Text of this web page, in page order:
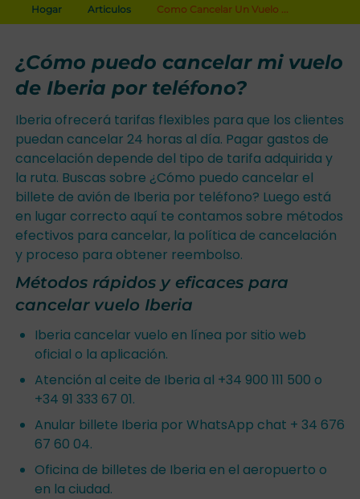
Hogar Articulos Como Cancelar Un Vuelo ...
¿Cómo puedo cancelar mi vuelo
de Iberia por teléfono?
Iberia ofrecerá tarifas flexibles para que los clientes
puedan cancelar 24 horas al día. Pagar gastos de
cancelación depende del tipo de tarifa adquirida y
la ruta. Buscas sobre ¿Cómo puedo cancelar el
billete de avión de Iberia por teléfono? Luego está
en lugar correcto aquí te contamos sobre métodos
efectivos para cancelar, la política de cancelación
y proceso para obtener reembolso.
Métodos rápidos y eficaces para
cancelar vuelo Iberia
Iberia cancelar vuelo en línea por sitio web
oficial o la aplicación.
Atención al ceite de Iberia al +34 900 111 500 o
+34 91 333 67 01.
Anular billete Iberia por WhatsApp chat + 34 676
67 60 04.
Oficina de billetes de Iberia en el aeropuerto o
en la ciudad.